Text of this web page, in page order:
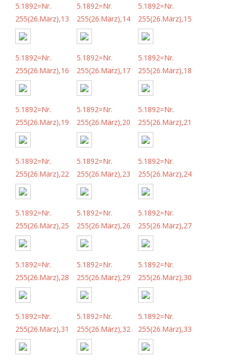
5.1892=Nr.
255(26.März),13
5.1892=Nr.
255(26.März),14
5.1892=Nr.
255(26.März),15
5.1892=Nr.
255(26.März),16
5.1892=Nr.
255(26.März),17
5.1892=Nr.
255(26.März),18
5.1892=Nr.
255(26.März),19
5.1892=Nr.
255(26.März),20
5.1892=Nr.
255(26.März),21
5.1892=Nr.
255(26.März),22
5.1892=Nr.
255(26.März),23
5.1892=Nr.
255(26.März),24
5.1892=Nr.
255(26.März),25
5.1892=Nr.
255(26.März),26
5.1892=Nr.
255(26.März),27
5.1892=Nr.
255(26.März),28
5.1892=Nr.
255(26.März),29
5.1892=Nr.
255(26.März),30
5.1892=Nr.
255(26.März),31
5.1892=Nr.
255(26.März),32
5.1892=Nr.
255(26.März),33